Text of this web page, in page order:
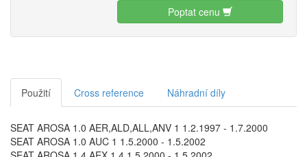
Poptat cenu
Použití Cross reference Náhradní díly
SEAT AROSA 1.0 AER,ALD,ALL,ANV 1 1.2.1997 - 1.7.2000
SEAT AROSA 1.0 AUC 1 1.5.2000 - 1.5.2002